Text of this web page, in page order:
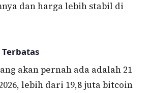
dan harga lebih stabil di
akan pernah ada adalah 21
lebih dari 19,8 juta bitcoin